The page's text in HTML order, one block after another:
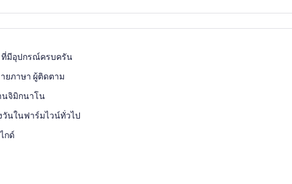
ที่มีอุปกรณ์ครบครัน
ยภาษา ผู้ติดตาม
นจิมิกนาโน
นในฟาร์มไวน์ทั่วไป
กด์